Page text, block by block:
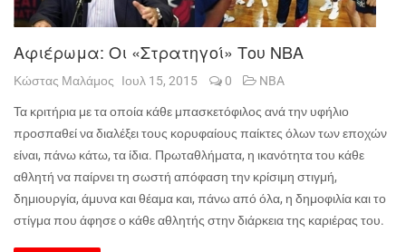
Αφιέρωμα: Οι «στρατηγοί» Του ΝΒΑ
Κώστας Μαλάμος Ιουλ 15, 2015 0 NBA
Τα κριτήρια με τα οποία κάθε μπασκετόφιλος ανά την υφήλιο
προσπαθεί να διαλέξει τους κορυφαίους παίκτες όλων των εποχών
είναι, πάνω κάτω, τα ίδια. Πρωταθλήματα, η ικανότητα του κάθε
αθλητή να παίρνει τη σωστή απόφαση την κρίσιμη στιγμή,
δημιουργία, άμυνα και θέαμα και, πάνω από όλα, η δημοφιλία και το
στίγμα που άφησε ο κάθε αθλητής στην διάρκεια της καριέρας του.